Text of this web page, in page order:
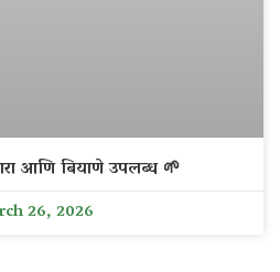
आणि बियाणे उपलब्ध 🌱
26, 2026